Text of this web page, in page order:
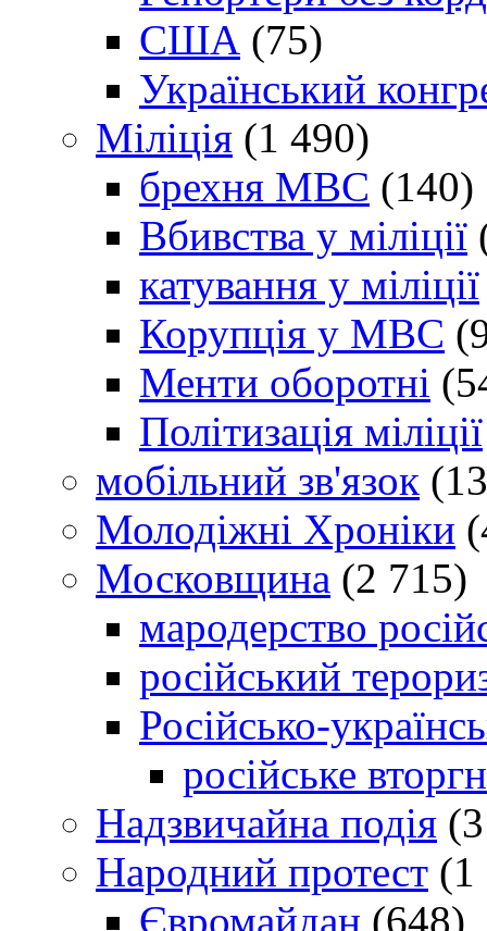
США (75)
Український
Міліція (1 490)
брехня МВС (140)
Вбивства у міліції
катування у міліції
Корупція у МВС
Менти оборотні
Політизація міліції
мобільний зв'язок
Молодіжні Хроніки
Московщина (2 715)
мародерство
російський
Російсько-
російське
Надзвичайна подія
Народний протест (1
Євромайдан (648)